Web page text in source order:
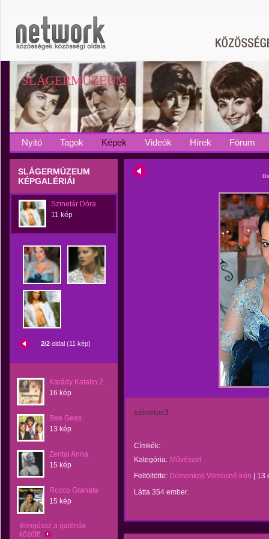
SLÁGERMÚZEUM
Nyitó Tagok Képek Videók Hírek Fórum
SLÁGERMÚZEUM
KÉPGALÉRIÁI
Szinetár Dóra
11 kép
2/2oldal (11 kép)
Karády Katalin 2.
16 kép
Bee Gees
13 kép
Zentai Anna
15 kép
Rocco Granata
15 kép
Böngéssz a galériák
között!
szinetar3
Címkék:
Kategória: Művészet
Feltöltötte: Domonkos Vilmosné Irén
13
Látta 354 ember.